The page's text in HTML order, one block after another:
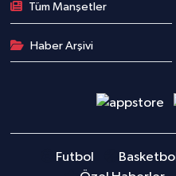
Tüm Manşetler
Haber Arşivi
Futbol Basketbol